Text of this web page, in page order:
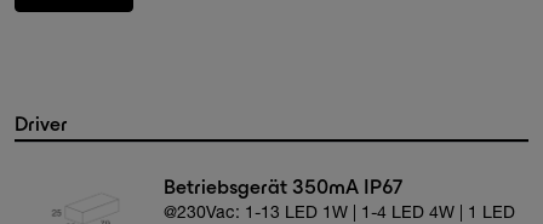
Driver
Betriebsgerät 350mA IP67
@230Vac: 1-13 LED 1W | 1-4 LED 4W | 1 LED